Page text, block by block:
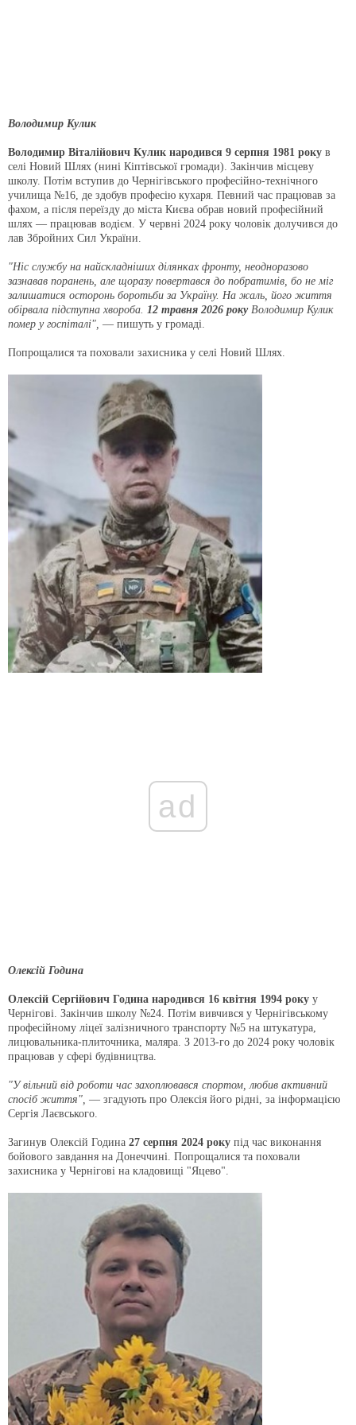
Володимир Кулик
Володимир Віталійович Кулик народився 9 серпня 1981 року в
селі Новий Шлях (нині Кіптівської громади). Закінчив місцеву
школу. Потім вступив до Чернігівського професійно-технічного
училища №16, де здобув професію кухаря. Певний час працював за
фахом, а після переїзду до міста Києва обрав новий професійний
шлях — працював водієм. У червні 2024 року чоловік долучився до
лав Збройних Сил України.
"Ніс службу на найскладніших ділянках фронту, неодноразово
зазнавав поранень, але щоразу повертався до побратимів, бо не міг
залишатися осторонь боротьби за Україну. На жаль, його життя
обірвала підступна хвороба. 12 травня 2026 рокуВолодимир Кулик
помер у госпіталі", — пишуть у громаді.
Попрощалися та поховали захисника у селі Новий Шлях.
ad
Олексій Година
Олексій Сергійович Година народився 16 квітня 1994 року у
Чернігові. Закінчив школу №24. Потім вивчився у Чернігівському
професійному ліцеї залізничного транспорту №5 на штукатура,
лицювальника-плиточника, маляра. З 2013-го до 2024 року чоловік
працював у сфері будівництва.
"У вільний від роботи час захоплювався спортом, любив активний
спосіб життя", — згадують про Олексія його рідні, за інформацією
Сергія Лаєвського.
Загинув Олексій Година 27 серпня 2024 року під час виконання
бойового завдання на Донеччині. Попрощалися та поховали
захисника у Чернігові на кладовищі "Яцево".